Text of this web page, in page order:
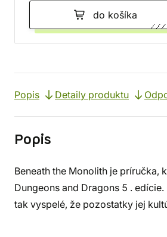
do košíka
Popis Detaily produktu
Popis
Beneath the Monolith je príručka,
Dungeons and Dragons 5 .
tak vyspelé, že pozostatky jej